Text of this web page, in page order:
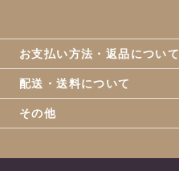
お支払い方法・返品について
配送・送料について
その他